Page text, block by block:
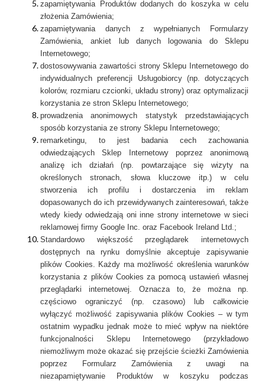
zapamiętywania Produktów dodanych do koszyka w celu
złożenia Zamówienia;
zapamiętywania danych z wypełnianych Formularzy
Zamówienia, ankiet lub danych logowania do Sklepu
Internetowego;
dostosowywania zawartości strony Sklepu Internetowego do
indywidualnych preferencji Usługobiorcy (np. dotyczących
kolorów, rozmiaru czcionki, układu strony) oraz optymalizacji
korzystania ze stron Sklepu Internetowego;
prowadzenia anonimowych statystyk przedstawiających
sposób korzystania ze strony Sklepu Internetowego;
remarketingu, to jest badania cech zachowania
odwiedzających Sklep Internetowy poprzez anonimową
analizę ich działań (np. powtarzające się wizyty na
określonych stronach, słowa kluczowe itp.) w celu
stworzenia ich profilu i dostarczenia im reklam
dopasowanych do ich przewidywanych zainteresowań, także
wtedy kiedy odwiedzają oni inne strony internetowe w sieci
reklamowej firmy Google Inc. oraz Facebook Ireland Ltd.;
Standardowo większość przeglądarek internetowych
dostępnych na rynku domyślnie akceptuje zapisywanie
plików Cookies. Każdy ma możliwość określenia warunków
korzystania z plików Cookies za pomocą ustawień własnej
przeglądarki internetowej. Oznacza to, że można np.
częściowo ograniczyć (np. czasowo) lub całkowicie
wyłączyć możliwość zapisywania plików Cookies – w tym
ostatnim wypadku jednak może to mieć wpływ na niektóre
funkcjonalności Sklepu Internetowego (przykładowo
niemożliwym może okazać się przejście ścieżki Zamówienia
poprzez Formularz Zamówienia z uwagi na
niezapamiętywanie Produktów w koszyku podczas